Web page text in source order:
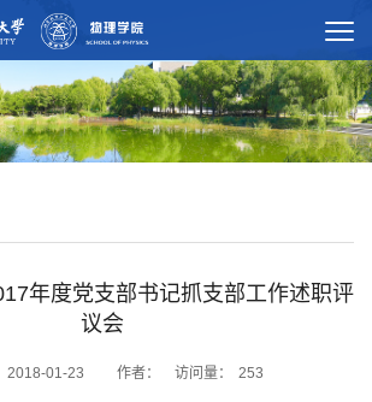
年度党支部书记抓支部工作述职评
议会
2018-01-23 作者： 访问量： 253